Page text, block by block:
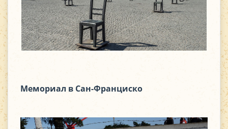
Мемориал в Сан-Франциско